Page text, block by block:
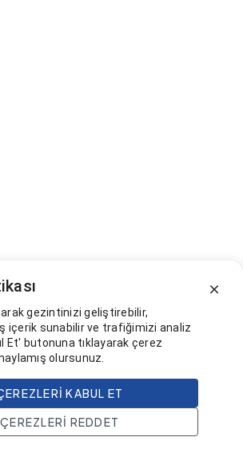
gezintinizi geliştirebilir,
içerik sunabilir ve trafiğimizi analiz
Et' butonuna tıklayarak çerez
olursunuz.
KABUL ET
ÇEREZLERI REDDET